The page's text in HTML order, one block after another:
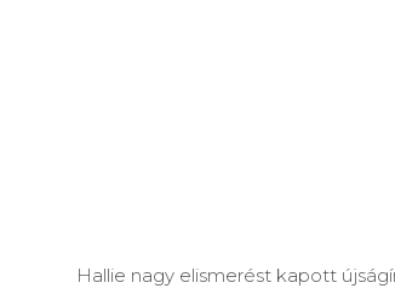
Hallie nagy elismerést kapott